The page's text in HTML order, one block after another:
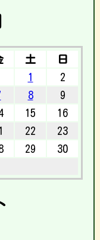
土
日
1
2
8
9
15
16
22
23
29
30